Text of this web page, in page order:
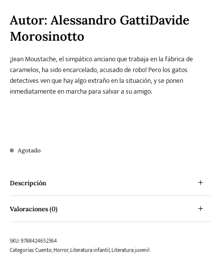
Autor:Alessandro GattiDavide
Morosinotto
¡Jean Moustache, el simpático anciano que trabaja en la fábrica de
caramelos, ha sido encarcelado, acusado de robo! Pero los gatos
detectives ven que hay algo extraño en la situación, y se ponen
inmediatamente en marcha para salvar a su amigo.
Agotado
Descripción
Valoraciones (0)
SKU:9788424652364
Categorías:Cuento,Horror,Literatura infantil,Literatura juvenil